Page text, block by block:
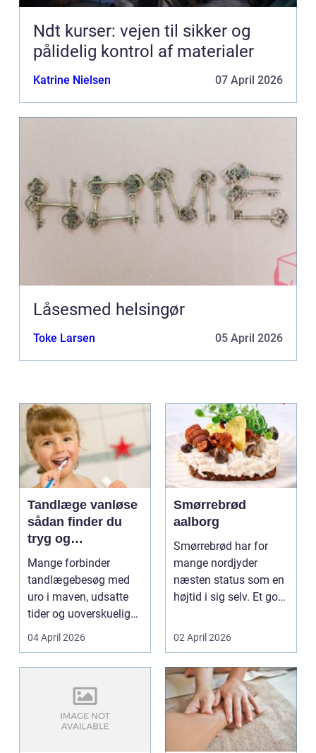
Ndt kurser: vejen til sikker og
pålidelig kontrol af materialer
Katrine Nielsen 07 April 2026
Låsesmed helsingør
Toke Larsen 05 April 2026
Tandlæge vanløse
sådan finder du
tryg og
professionel
tandpleje
Mange forbinder
tandlægebesøg med
uro i maven, udsatte
tider og uoverskuelige
priser. Samtidig ved
04 April 2026
Smørrebrød
aalborg
Smørrebrød har for
mange nordjyder
næsten status som en
højtid i sig selv. Et godt
02 April 2026